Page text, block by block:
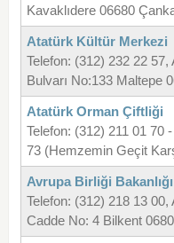
Kavaklıdere 06680
Atatürk Kültür Merkezi
Telefon: (312) 232 22
Bulvarı No:133 Maltepe
Atatürk Orman Çiftliği
Telefon: (312) 211 01 70
73 (Hemzemin Geçit
Avrupa Birliği Bakanlığı
Telefon: (312) 218 13
Cadde No: 4 Bilkent